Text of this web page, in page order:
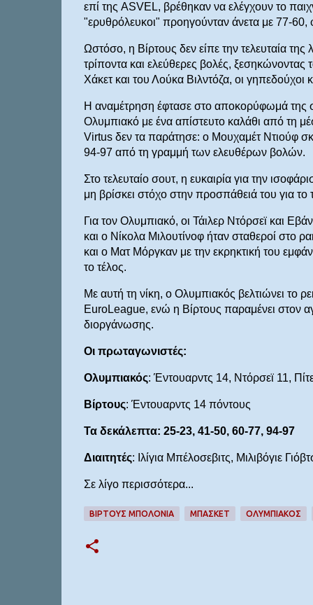
επί της ASVEL, βρέθηκαν να ελέγχουν το
"ερυθρόλευκοι" προηγούνταν άνετα με 77-60,
Ωστόσο, η Βίρτους δεν είπε την τελευταία
τρίποντα και ελεύθερες βολές,
Χάκετ και του Λούκα Βιλντόζα, οι
Η αναμέτρηση έφτασε στο αποκορύφωμά της
Ολυμπιακό με ένα απίστευτο καλάθι από τη
Virtus δεν τα παράτησε: ο Μουχαμέτ Ντιούφ
94-97 από τη γραμμή των ελευθέρων βολών.
Στο τελευταίο σουτ, η ευκαιρία για την
μη βρίσκει στόχο στην προσπάθειά του για το
Για τον Ολυμπιακό, οι Τάιλερ Ντόρσεϊ και
και ο Νίκολα Μιλουτίνοφ ήταν σταθεροί στο
και ο Ματ Μόργκαν με την εκρηκτική του
το τέλος.
Με αυτή τη νίκη, ο Ολυμπιακός βελτιώνει το
EuroLeague, ενώ η Βίρτους παραμένει στον
διοργάνωσης.
Οι πρωταγωνιστές:
Ολυμπιακός: Έντουαρντς 14, Ντόρσεϊ 11,
Βίρτους: Έντουαρντς 14 πόντους
Τα δεκάλεπτα: 25-23, 41-50, 60-77, 94-97
Διαιτητές: Ιλίγια Μπέλοσεβιτς, Μιλιβόγιε
Σε λίγο περισσότερα...
ΒΙΡΤΟΥΣ ΜΠΟΛΟΝΙΑ ΜΠΆΣΚΕΤ ΟΛΥΜΠΙΑΚΟΣ